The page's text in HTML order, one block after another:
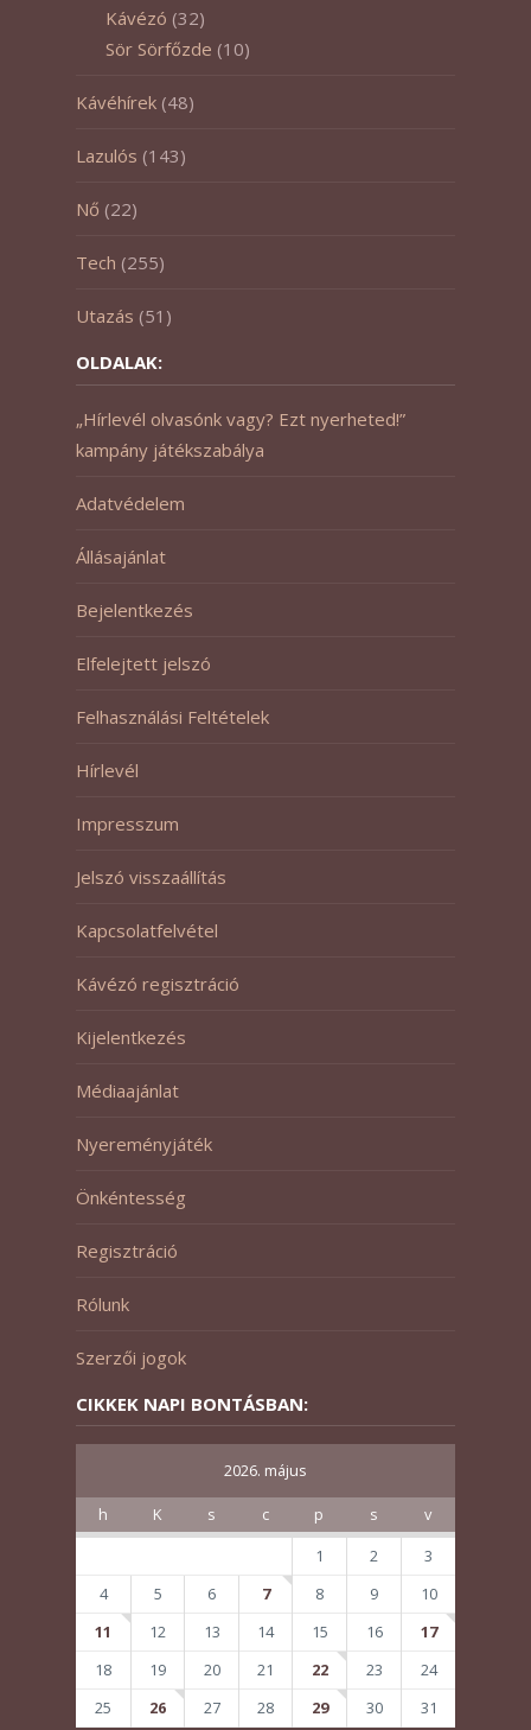
Kávézó (32)
Sör Sörfőzde (10)
Kávéhírek (48)
Lazulós (143)
Nő (22)
Tech (255)
Utazás (51)
OLDALAK:
„Hírlevél olvasónk vagy? Ezt nyerheted!”
kampány játékszabálya
Adatvédelem
Állásajánlat
Bejelentkezés
Elfelejtett jelszó
Felhasználási Feltételek
Hírlevél
Impresszum
Jelszó visszaállítás
Kapcsolatfelvétel
Kávézó regisztráció
Kijelentkezés
Médiaajánlat
Nyereményjáték
Önkéntesség
Regisztráció
Rólunk
Szerzői jogok
CIKKEK NAPI BONTÁSBAN:
2026. május
h K s c p s
v
1
2
3
4
5 6 7 8 9
10
11
12 13 14 15 16
17
18
19 20 21 22 23
24
25
26 27 28 29 30 31